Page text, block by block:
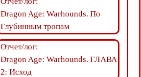
Dragon Age: Warhounds. По
Глубинным тропам
Отчет/лог:
Dragon Age: Warhounds. ГЛАВА
2: Исход